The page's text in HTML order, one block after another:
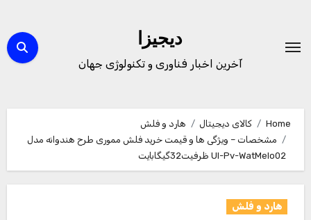
content
دیجیزا
آخرین اخبار فناوری و تکنولوژی جهان
Home کالای دیجیتال
هارد و فلش
مشخصات – ویژگی ها و قیمت خرید فلش مموری طرح هندوانه مدل
Ul-Pv-WatMelo02 ظرفیت32گیگابایت
هارد و فلش